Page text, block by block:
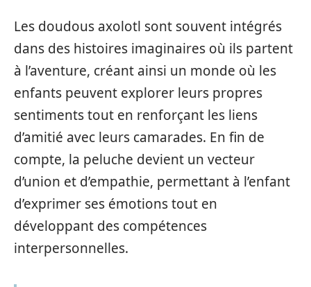
Les doudous axolotl sont souvent intégrés
dans des histoires imaginaires où ils partent
à l’aventure, créant ainsi un monde où les
enfants peuvent explorer leurs propres
sentiments tout en renforçant les liens
d’amitié avec leurs camarades. En fin de
compte, la peluche devient un vecteur
d’union et d’empathie, permettant à l’enfant
d’exprimer ses émotions tout en
développant des compétences
interpersonnelles.